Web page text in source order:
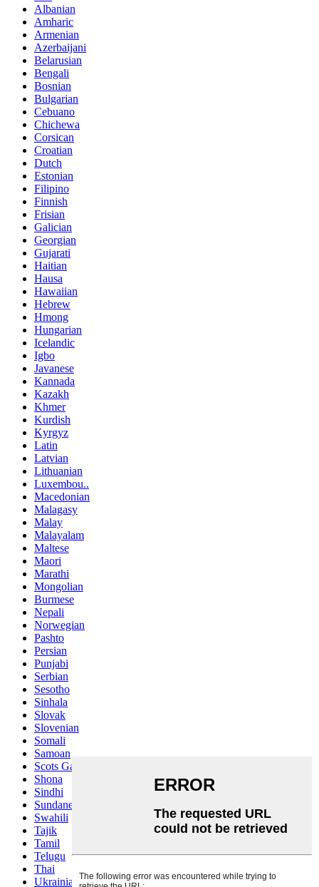
Albanian
Amharic
Armenian
Azerbaijani
Belarusian
Bengali
Bosnian
Bulgarian
Cebuano
Chichewa
Corsican
Croatian
Dutch
Estonian
Filipino
Finnish
Frisian
Galician
Georgian
Gujarati
Haitian
Hausa
Hawaiian
Hebrew
Hmong
Hungarian
Icelandic
Igbo
Javanese
Kannada
Kazakh
Khmer
Kurdish
Kyrgyz
Latin
Latvian
Lithuanian
Luxembou..
Macedonian
Malagasy
Malay
Malayalam
Maltese
Maori
Marathi
Mongolian
Burmese
Nepali
Norwegian
Pashto
Persian
Punjabi
Serbian
Sesotho
Sinhala
Slovak
Slovenian
Somali
Samoan
Scots Gaelic
Shona
Sindhi
Sundanese
Swahili
Tajik
Tamil
Telugu
Thai
Ukrainian